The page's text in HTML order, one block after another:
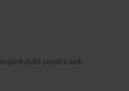
ifylld service bok